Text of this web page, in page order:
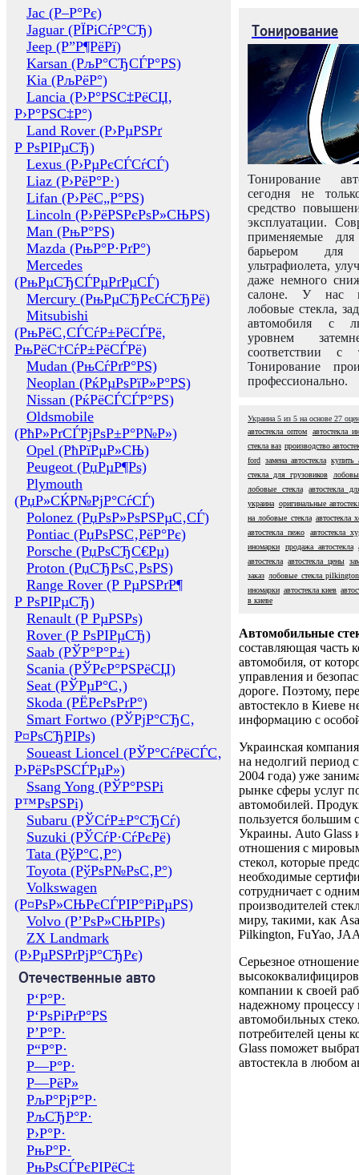
Jac (Р–Р°Рє)
Jaguar (РЇРіСѓР°СЂ)
Jeep (Р”Р¶РёРї)
Karsan (РљР°СЂСЃР°РЅ)
Kia (РљРёР°)
Lancia (Р›Р°РЅС‡РёСЏ,
Р›Р°РЅС‡Р°)
Land Rover (Р›РµРЅРґ
Р РѕРІРµСЂ)
Lexus (Р›РµРєСЃСѓСЃ)
Liaz (Р›РёР°Р·)
Lifan (Р›РёС„Р°РЅ)
Lincoln (Р›РёРЅРєРѕР»СЊРЅ)
Man (РњР°РЅ)
Mazda (РњР°Р·РґР°)
Mercedes
(РњРµСЂСЃРµРґРµСЃ)
Mercury (РњРµСЂРєСѓСЂРё)
Mitsubishi
(РњРёС‚СЃСѓР±РёСЃРё,
РњРёС†СѓР±РёСЃРё)
Mudan (РњСѓРґР°РЅ)
Neoplan (РќРµРѕРїР»Р°РЅ)
Nissan (РќРёСЃСЃР°РЅ)
Oldsmobile
(РћР»РґСЃРјРѕР±Р°Р№Р»)
Opel (РћРїРµР»СЊ)
Peugeot (РџРµР¶Рѕ)
Plymouth
(РџР»СЌР№РјР°СѓСЃ)
Polonez (РџРѕР»РѕРЅРµС‚СЃ)
Pontiac (РџРѕРЅС‚РёР°Рє)
Porsche (РџРѕСЂС€Рµ)
Proton (РџСЂРѕС‚РѕРЅ)
Range Rover (Р РµРЅРґР¶
Р РѕРІРµСЂ)
Renault (Р РµРЅРѕ)
Rover (Р РѕРІРµСЂ)
Saab (РЎР°Р°Р±)
Scania (РЎРєР°РЅРёСЏ)
Seat (РЎРµР°С‚)
Skoda (РЁРєРѕРґР°)
Smart Fortwo (РЎРјР°СЂС‚
Р¤РѕСЂРІРѕ)
Soueast Lioncel (РЎР°СѓРёСЃС‚
Р›РёРѕРЅСЃРµР»)
Ssang Yong (РЎР°РЅРі
Р™РѕРЅРі)
Subaru (РЎСѓР±Р°СЂСѓ)
Suzuki (РЎСѓР·СѓРєРё)
Tata (РўР°С‚Р°)
Toyota (РўРѕР№РѕС‚Р°)
Volkswagen
(Р¤РѕР»СЊРєСЃРІР°РіРµРЅ)
Volvo (Р’РѕР»СЊРІРѕ)
ZX Landmark
(Р›РµРЅРґРјР°СЂРє)
Отечественные авто
Р‘Р°Р·
Р‘РѕРіРґР°РЅ
Р’Р°Р·
Р“Р°Р·
Р—Р°Р·
Р—РёР»
РљР°РјР°Р·
РљСЂР°Р·
Р›Р°Р·
РњР°Р·
РњРѕСЃРєРІРёС‡
Тонирование
Тонирование
сегодня не
средство
эксплуатации.
применяемые
барьером для
ультрафиолета,
даже немного
салоне. У нас
лобовые стекла,
автомобиля с
уровнем
соответствии с
Тонирование
профессионально.
Украина 5 из 5 на основе 27
автостекла оптом
автостекла
стекла ваз производство
ford замена автостекла купить
стекла для грузовиков
лобовые стекла
автостекла
украина оригинальные
на лобовые стекла автостекла
автостекла пежо
автостекла
иномарки
продажа автостекла
автостекла автостекла цены
заказ лобовые стекла pilkington
иномарки автостекла киев
в киеве
Автомобильные
составляющая часть
автомобиля, от
управления и
дороге. Поэтому,
автостекло в Киеве
информацию с
Украинская
на недолгий период
2004 года) уже
рынке сферы услуг
автомобилей.
пользуется большим
Украины. Auto Glass
отношения с
стекол, которые
необходимые
сотрудничает с
производителей
миру, такими, как
Pilkington, FuYao,
Серьезное отношение
компании к своей
надежному процессу
автомобильных
потребителей цены
Glass поможет
автостекла в любом